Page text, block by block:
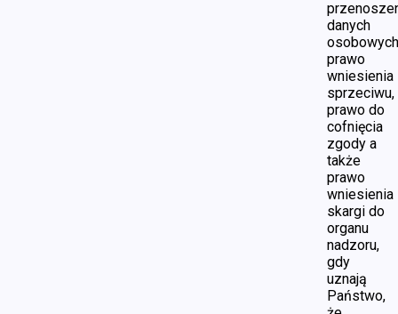
danych
prawo
wniesienia
sprzeciwu,
prawo do
cofnięcia
zgody a
także
prawo
wniesienia
skargi do
organu
nadzoru,
gdy
uznają
Państwo,